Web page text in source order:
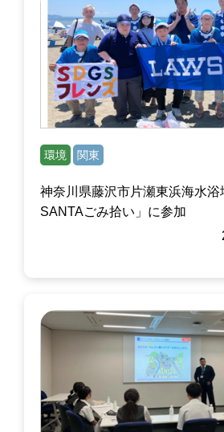
環境 関東
神奈川県藤沢市片瀬東浜海水浴
SANTAごみ拾い」に参加